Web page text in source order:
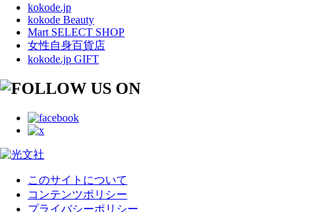
kokode.jp
kokode Beauty
Mart SELECT SHOP
女性自身百貨店
kokode.jp GIFT
このサイトについて
コンテンツポリシー
プライバシーポリシー